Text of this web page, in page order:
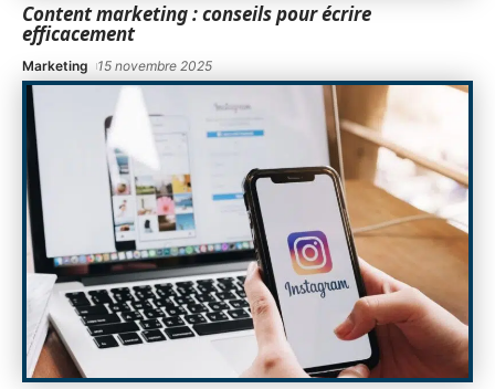
Content marketing : conseils pour écrire
efficacement
Marketing 15 novembre 2025